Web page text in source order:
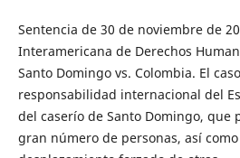
Sentencia de 30 de noviembre de
Interamericana de Derechos
Santo Domingo vs. Colombia. El
responsabilidad internacional del
del caserío de Santo Domingo, que
gran número de personas, así